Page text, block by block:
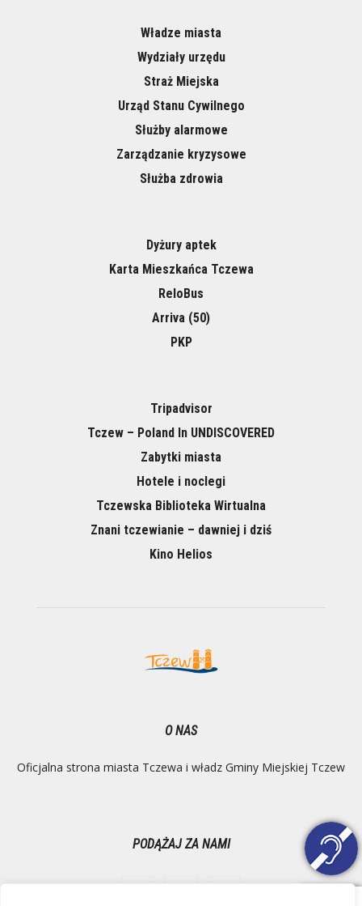
Władze miasta
Wydziały urzędu
Straż Miejska
Urząd Stanu Cywilnego
Służby alarmowe
Zarządzanie kryzysowe
Służba zdrowia
Dyżury aptek
Karta Mieszkańca Tczewa
ReloBus
Arriva (50)
PKP
Tripadvisor
Tczew – Poland In UNDISCOVERED
Zabytki miasta
Hotele i noclegi
Tczewska Biblioteka Wirtualna
Znani tczewianie – dawniej i dziś
Kino Helios
O NAS
Oficjalna strona miasta Tczewa i władz Gminy Miejskiej Tczew
PODĄŻAJ ZA NAMI